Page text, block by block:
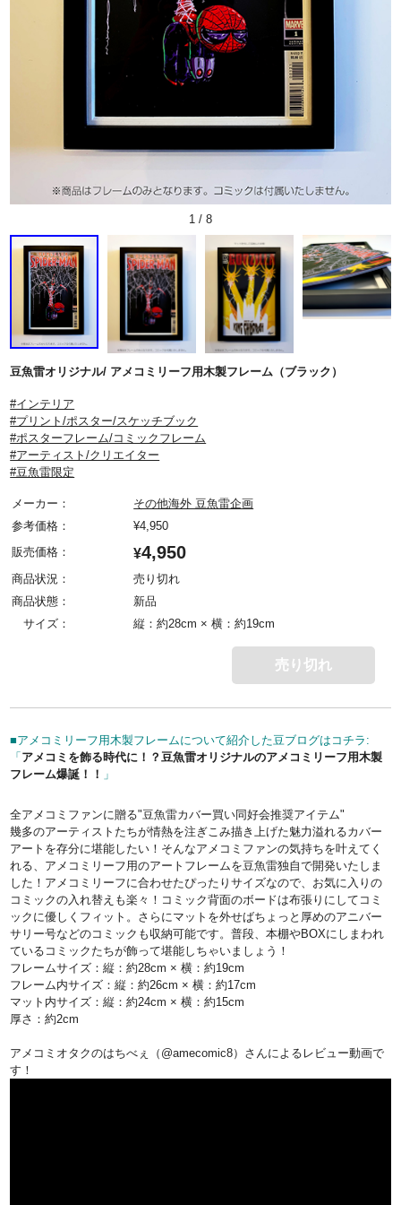
1 / 8
豆魚雷オリジナル/ アメコミリーフ用木製フレーム（ブラック）
#インテリア
#プリント/ポスター/スケッチブック
#ポスターフレーム/コミックフレーム
#アーティスト/クリエイター
#豆魚雷限定
メーカー：
その他海外 豆魚雷企画
参考価格：
¥4,950
販売価格：
¥4,950
商品状況：
売り切れ
商品状態：
新品
サイズ：
縦：約28cm × 横：約19cm
売り切れ
■アメコミリーフ用木製フレームについて紹介した豆ブログはコチラ:
「 アメコミを飾る時代に！？豆魚雷オリジナルのアメコミリーフ用木製
フレーム爆誕！！ 」
全アメコミファンに贈る"豆魚雷カバー買い同好会推奨アイテム"
幾多のアーティストたちが情熱を注ぎこみ描き上げた魅力溢れるカバー
アートを存分に堪能したい！そんなアメコミファンの気持ちを叶えてく
れる、アメコミリーフ用のアートフレームを豆魚雷独自で開発いたしま
した！アメコミリーフに合わせたぴったりサイズなので、お気に入りの
コミックの入れ替えも楽々！コミック背面のボードは布張りにしてコミ
ックに優しくフィット。さらにマットを外せばちょっと厚めのアニバー
サリー号などのコミックも収納可能です。普段、本棚やBOXにしまわれ
ているコミックたちが飾って堪能しちゃいましょう！
フレームサイズ：縦：約28cm × 横：約19cm
フレーム内サイズ：縦：約26cm × 横：約17cm
マット内サイズ：縦：約24cm × 横：約15cm
厚さ：約2cm
アメコミオタクのはちべぇ（ @amecomic8）さんによるレビュー動画で
す！